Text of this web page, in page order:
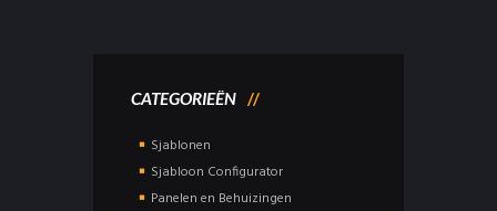
CATEGORIEËN
Sjablonen
Sjabloon Configurator
Panelen en Behuizingen